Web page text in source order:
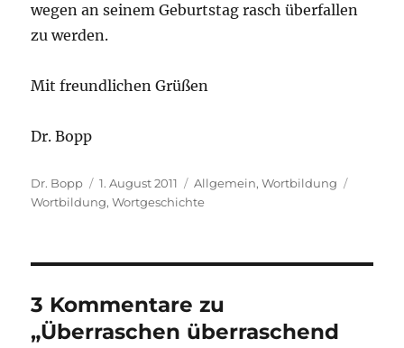
wegen an seinem Geburtstag rasch überfallen
zu werden.
Mit freundlichen Grüßen
Dr. Bopp
Autor
Dr. Bopp
Veröffentlicht
am
1. August 2011 Kategorien
Allgemein,Wortbildung
Wortbildung,Wortgeschichte
3 Kommentare zu
„Überraschen überraschend